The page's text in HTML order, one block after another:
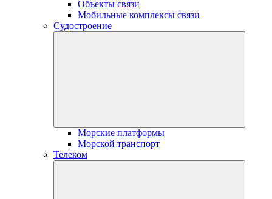
Объекты связи
Мобильные комплексы связи
Судостроение
Морские платформы
Морской транспорт
Телеком